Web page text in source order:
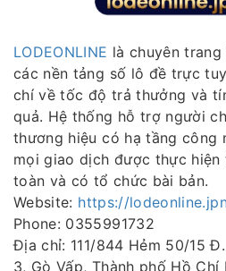
LODEONLINE là chuyên
các nền tảng số lô đề trực
chí về tốc độ trả thưởng và
quả. Hệ thống hỗ trợ người
thương hiệu có hạ tầng công
mọi giao dịch được thực
toàn và có tổ chức bài bản.
Website: https://
Phone: 0355991732
Địa chỉ: 111/844 Hẻm 50/15
3, Gò Vấp, Thành phố Hồ Chí